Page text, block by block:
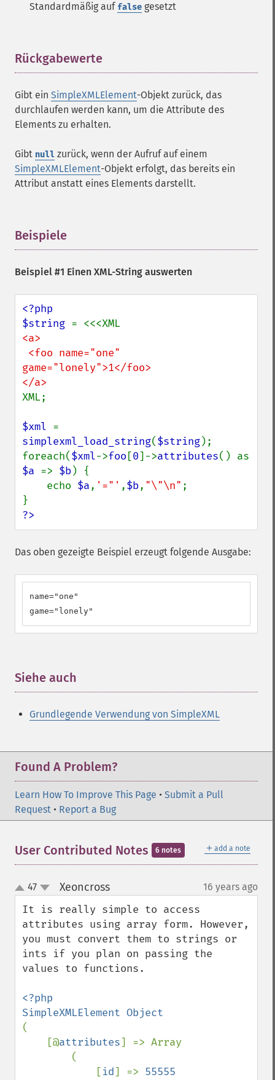
Standardmäßig auf false gesetzt
Rückgabewerte
Gibt ein SimpleXMLElement-Objekt zurück, das
durchlaufen werden kann, um die Attribute des
Elements zu erhalten.
Gibt null zurück, wenn der Aufruf auf einem
SimpleXMLElement-Objekt erfolgt, das bereits ein
Attribut anstatt eines Elements darstellt.
Beispiele
Beispiel #1 Einen XML-String auswerten
<?php
$string
<a>
game="lonely">1</foo>
XML;
$xml
simplexml_load_string($string);
foreach($xml->foo [0]->attributes
$a => $b) {
    echo
$a, '="' ,$b, "\"\n" ;
?>
Das oben gezeigte Beispiel erzeugt folgende Ausgabe:
name="one"
game="lonely"
Siehe auch
Grundlegende Verwendung von SimpleXML
Found A Problem?
Learn How To Improve This Page • Submit a Pull
Request • Report a Bug
＋ add a note
User Contributed Notes 6 notes
up
down
47 Xeoncross¶ 16 years ago
It is really simple to access
attributes using array form. However,
you must convert them to strings or
ints if you plan on passing the
values to functions.
<?php
(
    [@
attributes] => Array
            [
id] => 55555